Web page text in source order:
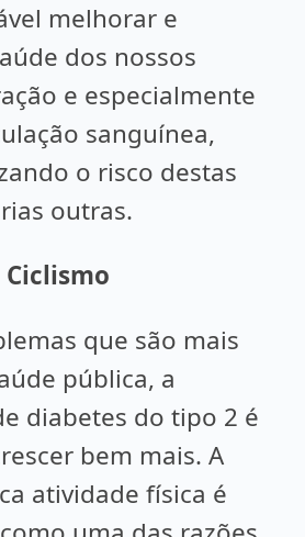
melhorar e
dos nossos
e especialmente
sanguínea,
o risco destas
outras.
que são mais
pública, a
diabetes do tipo 2 é
bem mais. A
atividade física é